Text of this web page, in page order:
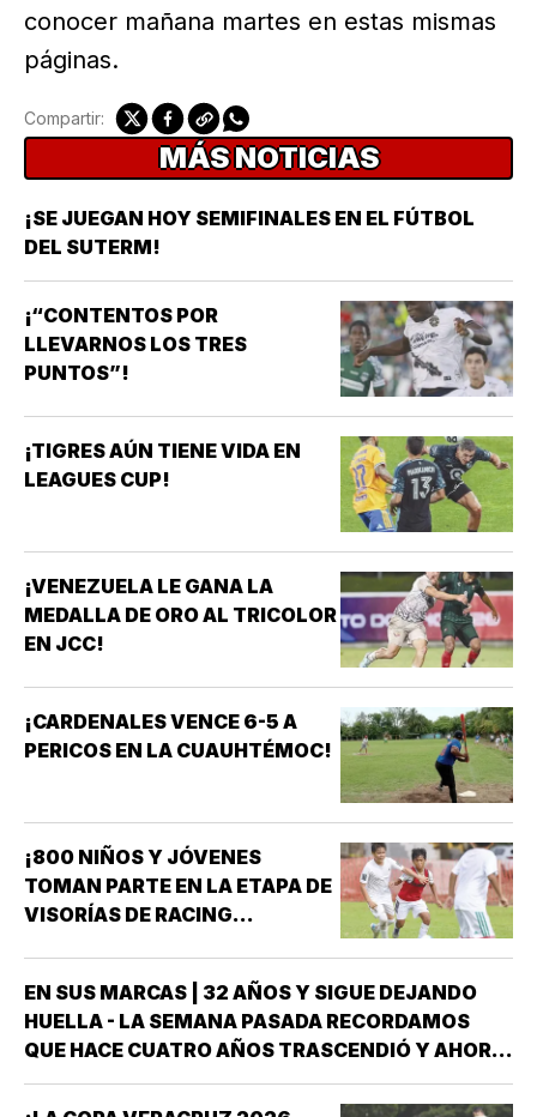
conocer mañana martes en estas mismas
páginas.
Compartir:
MÁS NOTICIAS
¡SE JUEGAN HOY SEMIFINALES EN EL FÚTBOL
DEL SUTERM!
¡“CONTENTOS POR
LLEVARNOS LOS TRES
PUNTOS”!
¡TIGRES AÚN TIENE VIDA EN
LEAGUES CUP!
¡VENEZUELA LE GANA LA
MEDALLA DE ORO AL TRICOLOR
EN JCC!
¡CARDENALES VENCE 6-5 A
PERICOS EN LA CUAUHTÉMOC!
¡800 NIÑOS Y JÓVENES
TOMAN PARTE EN LA ETAPA DE
VISORÍAS DE RACING
EN SUS MARCAS | 32 AÑOS Y SIGUE DEJANDO
HUELLA - LA SEMANA PASADA RECORDAMOS
QUE HACE CUATRO AÑOS TRASCENDIÓ Y AHORA
FORMA PARTE DE LA HISTORIA DEL DEPORTE
VERACRUZANO Y DE MÉXICO LA NADADORA DEL